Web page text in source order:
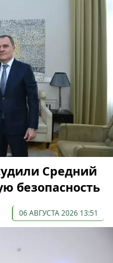
Средний
безопасность
06 АВГУСТА 2026 13:51